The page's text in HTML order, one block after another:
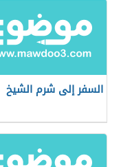
السفر إلى شرم الشيخ